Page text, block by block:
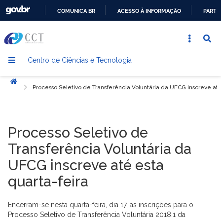
CONTEÚDO
COMUNICA BR ACESSO À INFORMAÇÃO
Centro de Ciências e Tecnologia
Início
Processo Seletivo de Transferência Voluntária da UFCG inscreve
Processo Seletivo de
Transferência Voluntária da
UFCG inscreve até esta
quarta-feira
Encerram-se nesta quarta-feira, dia 17, as inscrições para o
Processo Seletivo de Transferência Voluntária 2018.1 da